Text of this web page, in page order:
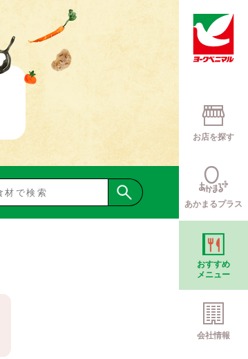
お店を探す
あかまるプラス
おすすめ
メニュー
会社情報